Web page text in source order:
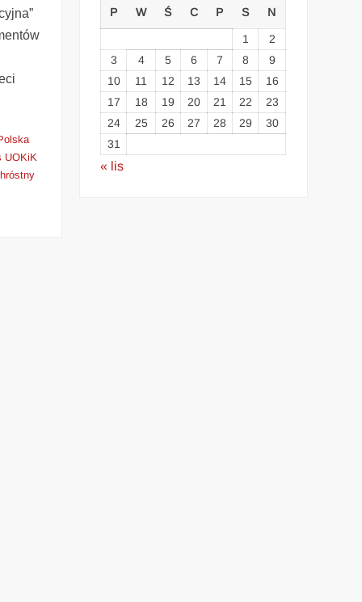
UOKiK
P W Ś C P S N
1
2
3
4 5 6 7 8
9
10
11 12 13 14 15
16
17
18 19 20 21 22
23
24
25 26 27 28 29
30
31
« lis